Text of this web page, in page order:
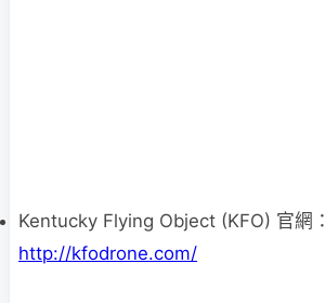
Kentucky Flying Object (KFO) 官網：
http://kfodrone.com/